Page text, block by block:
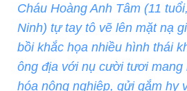
Cháu Hoàng Anh Tâm (11
Ninh) tự tay tô vẽ lên mặt nạ
bồi khắc họa nhiều hình thái
ông địa với nụ cười tươi
hóa nông nghiệp, gửi gắm hy